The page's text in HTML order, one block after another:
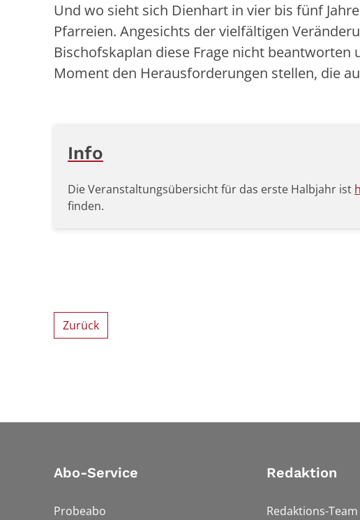
Und wo sieht sich Dienhart in vier bis fünf
Pfarreien. Angesichts der vielfältigen
Bischofskaplan diese Frage nicht
Moment den Herausforderungen stellen, die
Info
Die Veranstaltungsübersicht für das erste Halbjahr ist
finden.
Zurück
Abo-Service
Probeabo
Redaktion
Redaktions-Team